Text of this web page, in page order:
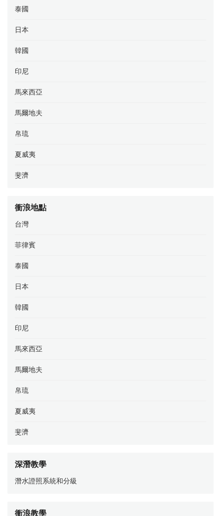
泰國
日本
韓國
印尼
馬來西亞
馬爾地夫
帛琉
夏威夷
斐濟
衝浪地點
台灣
菲律賓
泰國
日本
韓國
印尼
馬來西亞
馬爾地夫
帛琉
夏威夷
斐濟
深潛教學
潛水證照系統和分級
衝浪教學